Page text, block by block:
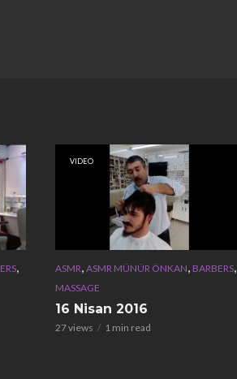
,
VIDEO
ASMR, ASMR MÜNÜR ÖNKAN, BARBERS,
MASSAGE
16 Nisan 2016
27 views 1 min read